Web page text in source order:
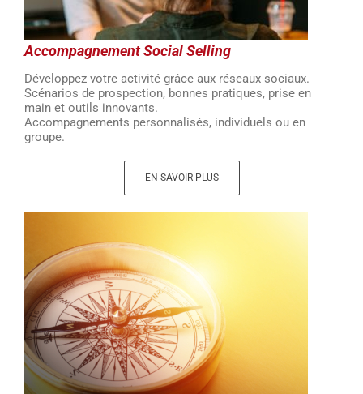
Accompagnement Social Selling
Développez votre activité grâce aux réseaux sociaux.
Scénarios de prospection, bonnes pratiques, prise en
main et outils innovants.
Accompagnements personnalisés, individuels ou en
groupe.
EN SAVOIR PLUS